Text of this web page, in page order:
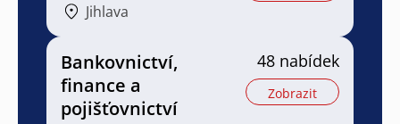
Jihlava
Bankovnictví,
finance a
pojišťovnictví
48 nabídek
Zobrazit